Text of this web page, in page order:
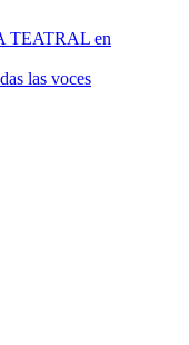
TEATRAL en
las voces